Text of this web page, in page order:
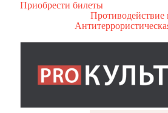
Приобрести билеты
Противодействие